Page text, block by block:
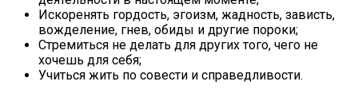
Искоренять гордость, эгоизм, жадность, зависть,
вожделение, гнев, обиды и другие пороки;
Стремиться не делать для других того, чего не
хочешь для себя;
Учиться жить по совести и справедливости.